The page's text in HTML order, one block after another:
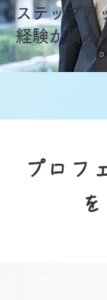
ステップア
経験が積み
プロフ